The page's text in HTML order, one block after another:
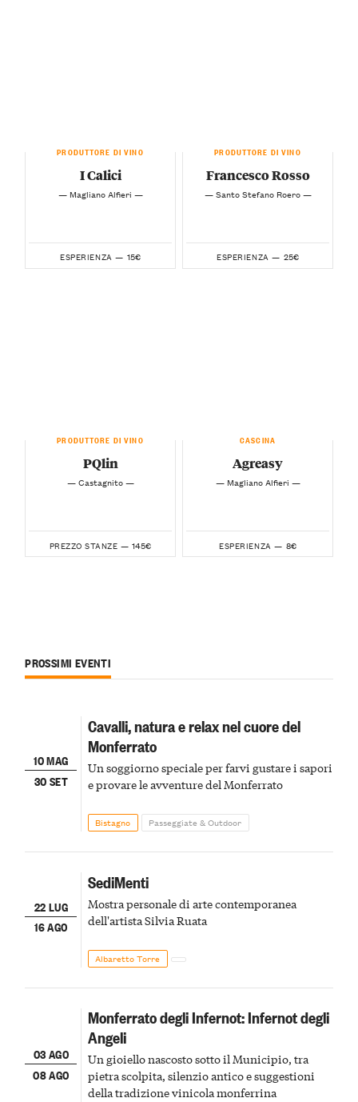
PRODUTTORE DI VINO
I Calici
— Magliano Alfieri —
ESPERIENZA — 15€
PRODUTTORE DI VINO
Francesco Rosso
— Santo Stefano Roero —
ESPERIENZA — 25€
PRODUTTORE DI VINO
PQlin
— Castagnito —
PREZZO STANZE — 145€
CASCINA
Agreasy
— Magliano Alfieri —
ESPERIENZA — 8€
PROSSIMI EVENTI
10 MAG
30 SET
Cavalli, natura e relax nel cuore del
Monferrato
Un soggiorno speciale per farvi gustare i sapori
e provare le avventure del Monferrato
Bistagno Passeggiate & Outdoor
22 LUG
16 AGO
SediMenti
Mostra personale di arte contemporanea
dell'artista Silvia Ruata
Albaretto Torre
03 AGO
08 AGO
Monferrato degli Infernot: Infernot degli
Angeli
Un gioiello nascosto sotto il Municipio, tra
pietra scolpita, silenzio antico e suggestioni
della tradizione vinicola monferrina